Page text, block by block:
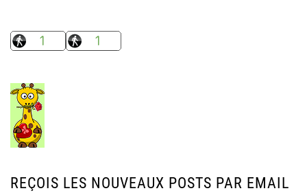
REÇOIS LES NOUVEAUX POSTS PAR EMAIL